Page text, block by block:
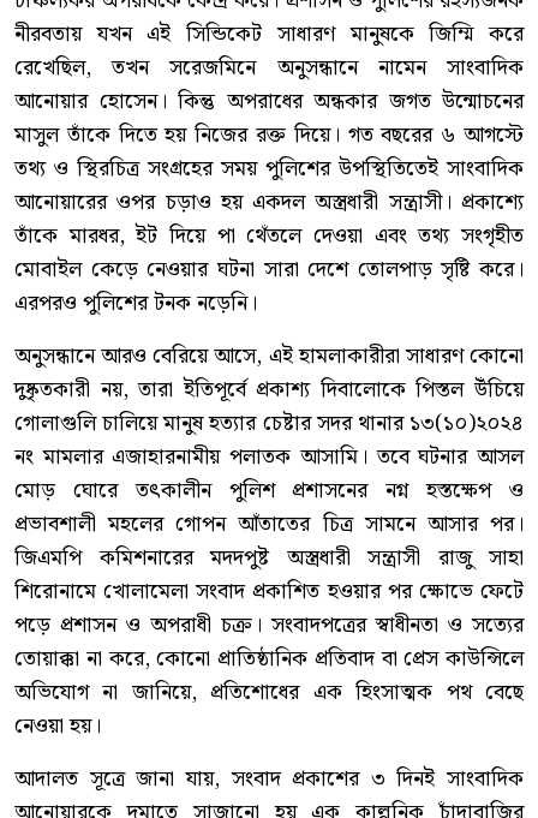
শেষ পর্যন্ত আদালতের রায়ে আইনের শাসন বিজয়ী হয়েছে এবং
মিথ্যা, সাজানো মামলার কলঙ্ক থেকে সম্পূর্ণ অব্যাহতি ও খালাস
পেয়েছেন এই সাংবাদিক।
জানা যায়, জয়দেবপুর রেলওয়ের জমি অবৈধভাবে দখল করে
তোলা দোকানপাট, কলাপট্টি এলাকার রাস্তা আটকে ব্যাটারিচালিত
অটোরিকশা ও সিএনজি স্ট্যান্ড বানিয়ে অবাধ চাঁদাবাজির মতো
চাঞ্চল্যকর অপরাধকে কেন্দ্র করে। প্রশাসন ও পুলিশের রহস্যজনক
নীরবতায় যখন এই সিন্ডিকেট সাধারণ মানুষকে জিম্মি করে
রেখেছিল, তখন সরেজমিনে অনুসন্ধানে নামেন সাংবাদিক
আনোয়ার হোসেন। কিন্তু অপরাধের অন্ধকার জগত উন্মোচনের
মাসুল তাঁকে দিতে হয় নিজের রক্ত দিয়ে। গত বছরের ৬ আগস্টে
তথ্য ও স্থিরচিত্র সংগ্রহের সময় পুলিশের উপস্থিতিতেই সাংবাদিক
আনোয়ারের ওপর চড়াও হয় একদল অস্ত্রধারী সন্ত্রাসী। প্রকাশ্যে
তাঁকে মারধর, ইট দিয়ে পা থেঁতলে দেওয়া এবং তথ্য সংগৃহীত
মোবাইল কেড়ে নেওয়ার ঘটনা সারা দেশে তোলপাড় সৃষ্টি করে।
এরপরও পুলিশের টনক নড়েনি।
অনুসন্ধানে আরও বেরিয়ে আসে, এই হামলাকারীরা সাধারণ কোনো
দুষ্কৃতকারী নয়, তারা ইতিপূর্বে প্রকাশ্য দিবালোকে পিস্তল উঁচিয়ে
গোলাগুলি চালিয়ে মানুষ হত্যার চেষ্টার সদর থানার ১৩(১০)২০২৪
নং মামলার এজাহারনামীয় পলাতক আসামি। তবে ঘটনার আসল
প্রভাবশালী মহলের গোপন আঁতাতের চিত্র সামনে আসার পর।